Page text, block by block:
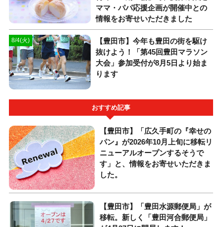
ママ・パパ応援企画が開催中との
情報をお寄せいただきました
8/4(火)
【豊田市】今年も豊田の街を駆け
抜けよう！「第45回豊田マラソン
大会」参加受付が8月5日より始ま
ります
おすすめ記事
【豊田市】「広久手町の『幸せの
パン』が2026年10月上旬に移転リ
ニューアルオープンするそうで
す」と、情報をお寄せいただきま
した。
【豊田市】「豊田水源郵便局」が
移転。新しく「豊田河合郵便局」